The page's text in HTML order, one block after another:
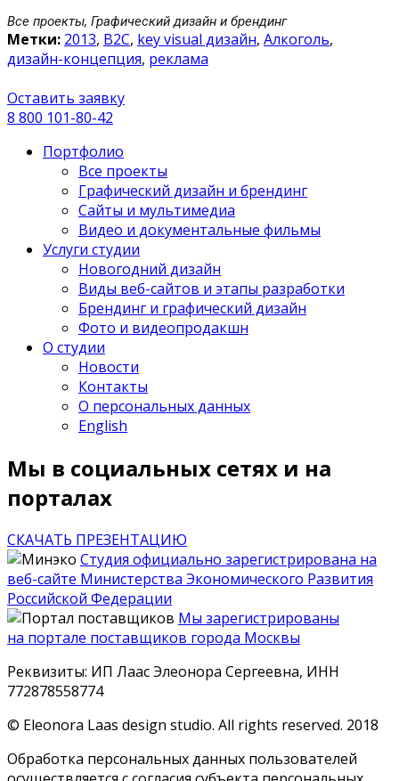
Все проекты, Графический дизайн и брендинг
Метки: 2013, B2C, key visual дизайн, Алкоголь,
дизайн-концепция, реклама
Оставить заявку
8 800 101-80-42
Портфолио
Все проекты
Графический дизайн и брендинг
Сайты и мультимедиа
Видео и документальные фильмы
Услуги студии
Новогодний дизайн
Виды веб-сайтов и этапы разработки
Брендинг и графический дизайн
Фото и видеопродакшн
О студии
Новости
Контакты
О персональных данных
English
Мы в социальных сетях и на
порталах
СКАЧАТЬ ПРЕЗЕНТАЦИЮ
Студия официально зарегистрирована на
веб-сайте Министерства Экономического Развития
Российской Федерации
Мы зарегистрированы
на портале поставщиков города Москвы
Реквизиты: ИП Лаас Элеонора Сергеевна, ИНН
772878558774
© Eleonora Laas design studio. All rights reserved. 2018
Обработка персональных данных пользователей